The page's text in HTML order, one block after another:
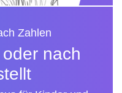
Zahlen
nach